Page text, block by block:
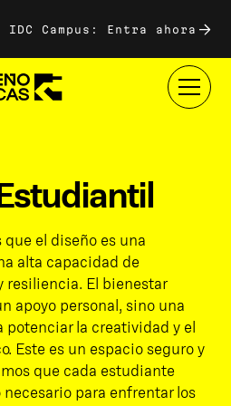
IDC Campus: Entra ahora
el diseño es una
alta capacidad de
resiliencia. El bienestar
apoyo personal, sino una
potenciar la creatividad y el
Este es un espacio seguro y
que cada estudiante
para enfrentar los